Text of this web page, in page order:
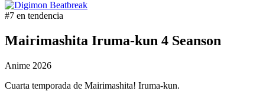
#7 en tendencia
Mairimashita Iruma-kun 4 Seanson
Anime 2026
Cuarta temporada de Mairimashita! Iruma-kun.